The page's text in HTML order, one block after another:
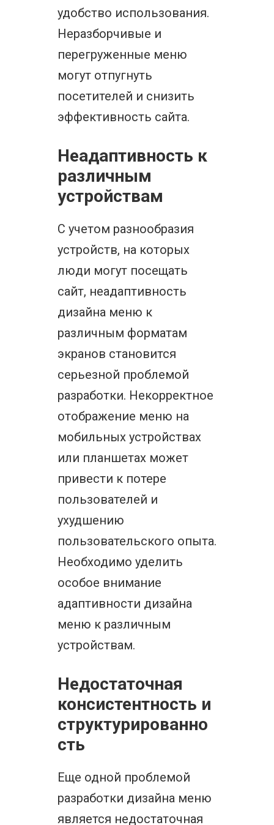
удобство использования.
Неразборчивые и
перегруженные меню
могут отпугнуть
посетителей и снизить
эффективность сайта.
Неадаптивность к
различным
устройствам
С учетом разнообразия
устройств, на которых
люди могут посещать
сайт, неадаптивность
дизайна меню к
различным форматам
экранов становится
серьезной проблемой
разработки. Некорректное
отображение меню на
мобильных устройствах
или планшетах может
привести к потере
пользователей и
ухудшению
пользовательского опыта.
Необходимо уделить
особое внимание
адаптивности дизайна
меню к различным
устройствам.
Недостаточная
консистентность и
структурированно
сть
Еще одной проблемой
разработки дизайна меню
является недостаточная